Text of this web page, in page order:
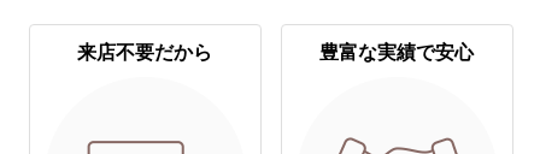
来店不要だから 豊富な実績で安心